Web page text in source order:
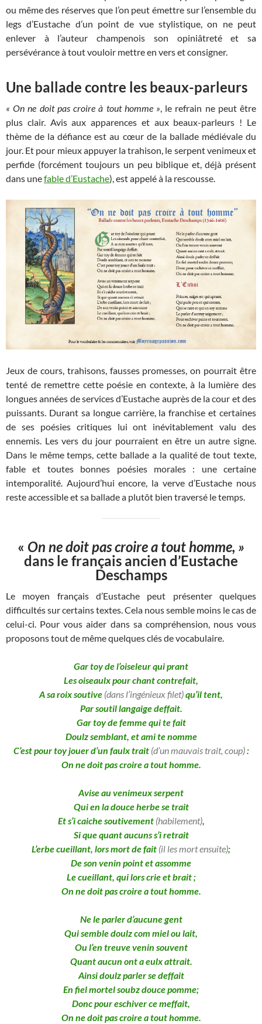
ou même des réserves que l’on peut émettre sur l’ensemble du
legs d’Eustache d’un point de vue stylistique, on ne peut
enlever à l’auteur champenois son opiniâtreté et sa
persévérance à tout vouloir mettre en vers et consigner.
Une ballade contre les beaux-parleurs
« On ne doit pas croire à tout homme », le refrain ne peut être
plus clair. Avis aux apparences et aux beaux-parleurs ! Le
thème de la défiance est au cœur de la ballade médiévale du
jour. Et pour mieux appuyer la trahison, le serpent venimeux et
perfide (forcément toujours un peu biblique et, déjà présent
dans unefable d’Eustache), est appelé à la rescousse.
Jeux de cours, trahisons, fausses promesses, on pourrait être
tenté de remettre cette poésie en contexte, à la lumière des
longues années de services d’Eustache auprès de la cour et des
puissants. Durant sa longue carrière, la franchise et certaines
de ses poésies critiques lui ont inévitablement valu des
ennemis. Les vers du jour pourraient en être un autre signe.
Dans le même temps, cette ballade a la qualité de tout texte,
fable et toutes bonnes poésies morales : une certaine
intemporalité. Aujourd’hui encore, la verve d’Eustache nous
reste accessible et sa ballade a plutôt bien traversé le temps.
« On ne doit pas croire a tout homme, »
dans le français ancien d’Eustache
Deschamps
Le moyen français d’Eustache peut présenter quelques
difficultés sur certains textes. Cela nous semble moins le cas de
celui-ci. Pour vous aider dans sa compréhension, nous vous
proposons tout de même quelques clés de vocabulaire.
Gar toy de l’oiseleur qui prant
Les oiseaulx pour chant contrefait,
A sa roix soutive (dans l’ingénieux filet)qu’il tent,
Par soutil langaige deffait.
Gar toy de femme qui te fait
Doulz semblant, et ami te nomme
C’est pour toy jouer d’un faulx trait (d’un mauvais trait, coup):
On ne doit pas croire a tout homme.
Avise au venimeux serpent
Qui en la douce herbe se trait
Et s’i caiche soutivement (habilement),
Si que quant aucuns s’i retrait
L’erbe cueillant, lors mort de fait (il les mort ensuite);
De son venin point et assomme
Le cueillant, qui lors crie et brait ;
On ne doit pas croire a tout homme.
Ne le parler d’aucune gent
Qui semble doulz com miel ou lait,
Ou l’en treuve venin souvent
Quant aucun ont a eulx attrait.
Ainsi doulz parler se deffait
En fiel mortel soubz douce pomme;
Donc pour eschiver ce meffait,
On ne doit pas croire a tout homme.